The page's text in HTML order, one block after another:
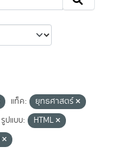
แท็ค:
ยุทธศาสตร์
รูปแบบ:
HTML